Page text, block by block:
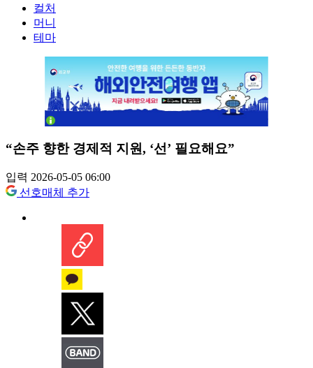
컬처
머니
테마
“손주 향한 경제적 지원, ‘선’ 필요해요”
입력 2026-05-05 06:00
선호매체 추가